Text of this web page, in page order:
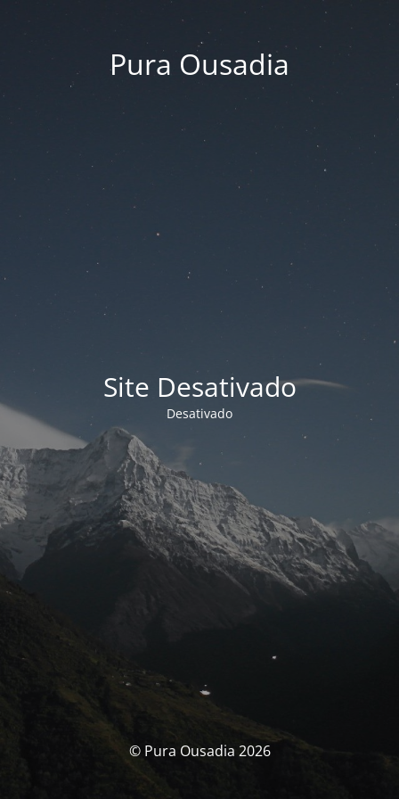
Pura Ousadia
Site Desativado
Desativado
© Pura Ousadia 2026